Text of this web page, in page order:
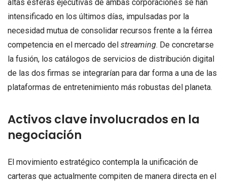
altas esferas ejecutivas de ambas corporaciones se han
intensificado en los últimos días, impulsadas por la
necesidad mutua de consolidar recursos frente a la férrea
competencia en el mercado del streaming. De concretarse
la fusión, los catálogos de servicios de distribución digital
de las dos firmas se integrarían para dar forma a una de las
plataformas de entretenimiento más robustas del planeta.
Activos clave involucrados en la
negociación
El movimiento estratégico contempla la unificación de
carteras que actualmente compiten de manera directa en el